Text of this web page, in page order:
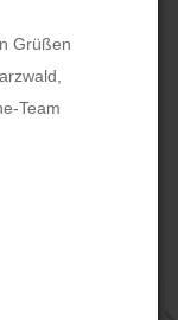
Grüßen
Team